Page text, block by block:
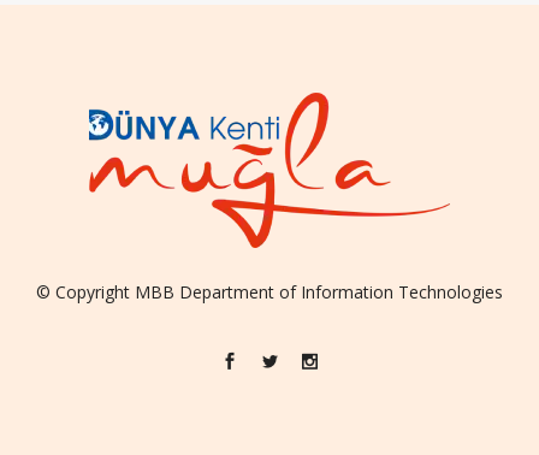
© Copyright MBB Department of Information Technologies